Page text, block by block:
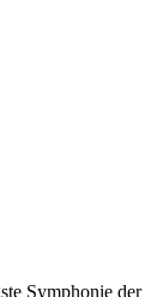
Symphonie der